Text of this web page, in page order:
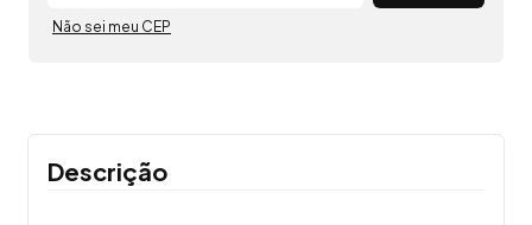
Não sei meu CEP
Descrição